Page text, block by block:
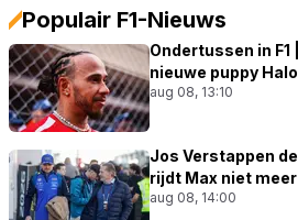
Populair F1-Nieuws
Ondertussen in
nieuwe puppy
aug 08, 13:10
Jos Verstappen
rijdt Max niet meer
aug 08, 14:00